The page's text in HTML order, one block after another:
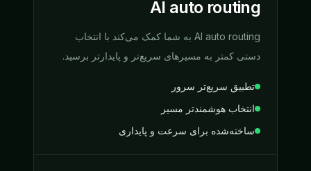
AI auto routing
AI auto routing به شما کمک می‌کند با انتخاب
دستی کمتر به مسیرهای سریع‌تر و پایدارتر برسید.
تطبیق سریع‌تر سرور
انتخاب هوشمندتر مسیر
ساخته‌شده برای سرعت و پایداری